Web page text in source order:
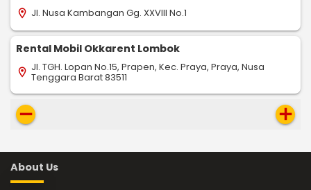
location_on Jl. Nusa Kambangan Gg. XXVIII No.1
Rental Mobil Okkarent Lombok
location_on Jl. TGH. Lopan No.15, Prapen, Kec. Praya, Praya, Nusa
Tenggara Barat 83511
remove add
About Us